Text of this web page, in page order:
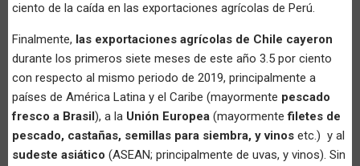
ciento de la caída en las exportaciones agrícolas de Perú.
Finalmente, las exportaciones agrícolas de Chile cayeron
durante los primeros siete meses de este año 3.5 por ciento
con respecto al mismo periodo de 2019, principalmente a
países de América Latina y el Caribe (mayormente pescado
fresco a Brasil), a la Unión Europea (mayormentefiletes de
pescado, castañas, semillas para siembra, y vinos etc.) y al
sudeste asiático (ASEAN; principalmente de uvas, y vinos). Sin